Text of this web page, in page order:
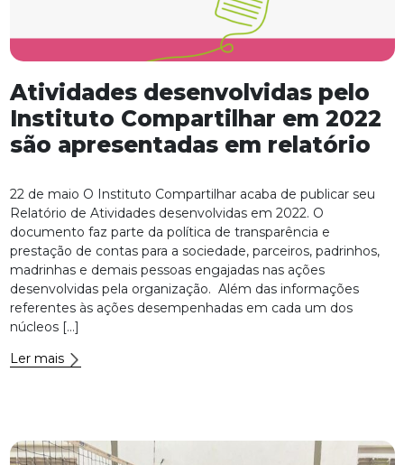
Atividades desenvolvidas pelo
Instituto Compartilhar em 2022
são apresentadas em relatório
22 de maio O Instituto Compartilhar acaba de publicar seu
Relatório de Atividades desenvolvidas em 2022. O
documento faz parte da política de transparência e
prestação de contas para a sociedade, parceiros, padrinhos,
madrinhas e demais pessoas engajadas nas ações
desenvolvidas pela organização. Além das informações
referentes às ações desempenhadas em cada um dos
núcleos […]
Ler mais